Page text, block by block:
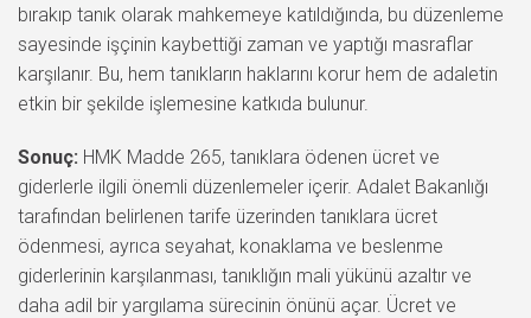
bırakıp tanık olarak mahkemeye katıldığında, bu düzenleme
sayesinde işçinin kaybettiği zaman ve yaptığı masraflar
karşılanır. Bu, hem tanıkların haklarını korur hem de adaletin
etkin bir şekilde işlemesine katkıda bulunur.
Sonuç: HMK Madde 265, tanıklara ödenen ücret ve
giderlerle ilgili önemli düzenlemeler içerir. Adalet Bakanlığı
tarafından belirlenen tarife üzerinden tanıklara ücret
ödenmesi, ayrıca seyahat, konaklama ve beslenme
giderlerinin karşılanması, tanıklığın mali yükünü azaltır ve
daha adil bir yargılama sürecinin önünü açar. Ücret ve